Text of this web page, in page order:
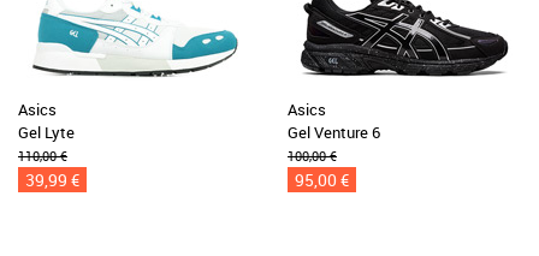
Asics
Gel Lyte
110,00 €
39,99 €
Asics
Gel Venture 6
100,00 €
95,00 €